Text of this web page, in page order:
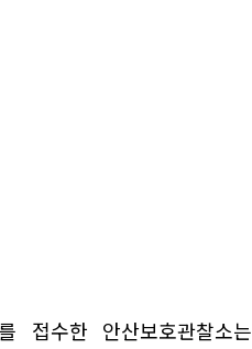
접수한 안산보호관찰소는